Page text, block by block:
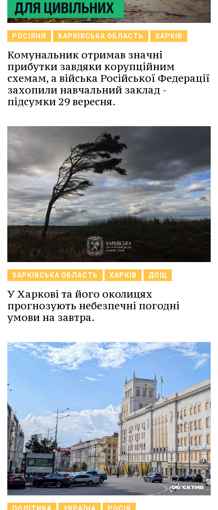
РОСІЯНИ ХАРКІВСЬКА ОБЛАСТЬ ХАРКІВ
Комунальник отримав значні
прибутки завдяки корупційним
схемам, а війська Російської Федерації
захопили навчальний заклад -
підсумки 29 вересня.
ХАРКІВСЬКА ОБЛАСТЬ ХАРКІВ ДОЩ
У Харкові та його околицях
прогнозують небезпечні погодні
умови на завтра.
ПОЛІТИКА УКРАЇНА РОСІЯ